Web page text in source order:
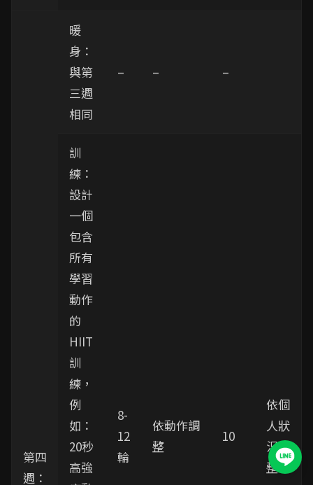
第四
週：
暖
身：
與第
三週
相同
– – –
訓
練：
設計
一個
包含
所有
學習
動作
的
HIIT
訓
練，
例
如：
20秒
高強
8-
12
輪
依動作調
整
10
依個
人狀
況調
整